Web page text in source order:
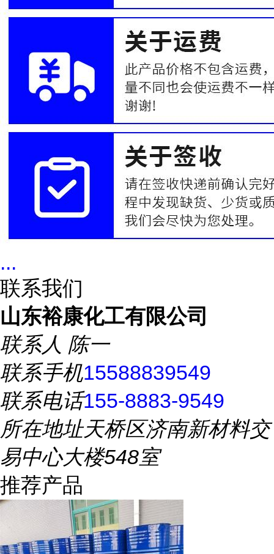
...
联系我们
山东裕康化工有限公司
联系人 陈一
联系手机15588839549
联系电话155-8883-9549
所在地址天桥区济南新材料交
易中心大楼548室
推荐产品